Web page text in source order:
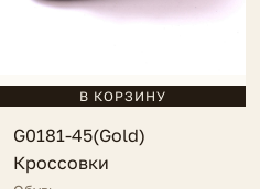
В КОРЗИНУ
G0181-45(Gold)
Кроссовки